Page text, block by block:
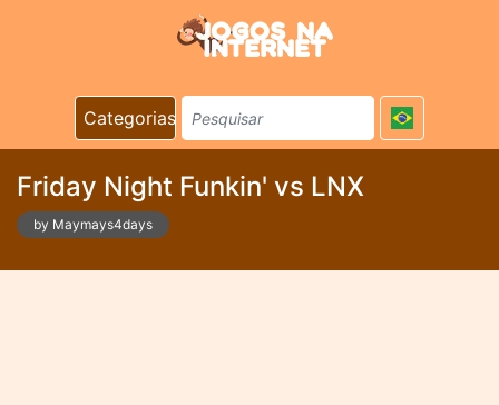
Categorias
Friday Night Funkin' vs LNX
by Maymays4days